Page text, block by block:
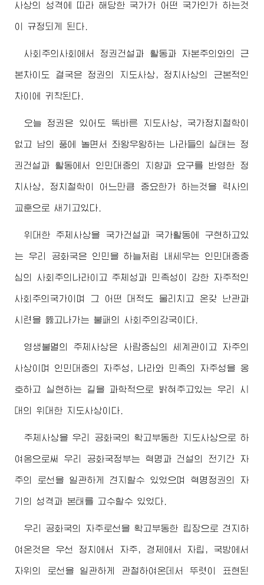
사상의 성격에 따라 해당한 국가가 어떤 국가인가 하는것
이 규정되게 된다.
사회주의사회에서 정권건설과 활동과 자본주의와의 근
본차이도 결국은 정권의 지도사상, 정치사상의 근본적인
차이에 귀착된다.
오늘 정권은 있어도 똑바른 지도사상, 국가정치철학이
없고 남의 풍에 놀면서 좌왕우왕하는 나라들의 실태는 정
권건설과 활동에서 인민대중의 지향과 요구를 반영한 정
치사상, 정치철학이 어느만큼 중요한가 하는것을 력사의
교훈으로 새기고있다.
위대한 주체사상을 국가건설과 국가활동에 구현하고있
는 우리 공화국은 인민을 하늘처럼 내세우는 인민대중중
심의 사회주의나라이고 주체성과 민족성이 강한 자주적인
사회주의국가이며 그 어떤 대적도 물리치고 온갖 난관과
시련을 뚫고나가는 불패의 사회주의강국이다.
영생불멸의 주체사상은 사람중심의 세계관이고 자주의
사상이며 인민대중의 자주성, 나라와 민족의 자주성을 옹
호하고 실현하는 길을 과학적으로 밝혀주고있는 우리 시
대의 위대한 지도사상이다.
주체사상을 우리 공화국의 확고부동한 지도사상으로 하
여옴으로써 우리 공화국정부는 혁명과 건설의 전기간 자
주의 로선을 일관하게 견지할수 있었으며 혁명정권의 자
기의 성격과 본태를 고수할수 있었다.
우리 공화국의 자주로선을 확고부동한 립장으로 견지하
여온것은 우선 정치에서 자주, 경제에서 자립, 국방에서
자위의 로선을 일관하게 관철하여온데서 뚜렷이 표현된